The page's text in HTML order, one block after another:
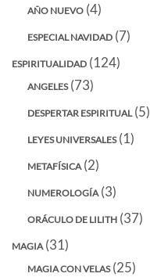
AÑO NUEVO (4)
ESPECIAL NAVIDAD (7)
ESPIRITUALIDAD (124)
ANGELES(73)
DESPERTAR ESPIRITUAL(5)
LEYES UNIVERSALES(1)
METAFÍSICA (2)
NUMEROLOGÍA (3)
ORÁCULO DE LILITH (37)
MAGIA (31)
MAGIA CON VELAS(25)